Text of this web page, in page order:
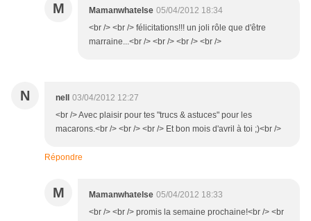
M Mamanwhatelse 05/04/2012 18:34
<br /> <br /> félicitations!!! un joli rôle que d'être
marraine...<br /> <br /> <br /> <br />
N nell
03/04/2012 12:27
<br /> Avec plaisir pour tes "trucs & astuces" pour les
macarons.<br /> <br /> <br /> Et bon mois d'avril à toi ;)<br />
Répondre
M Mamanwhatelse 05/04/2012 18:33
<br /> <br /> promis la semaine prochaine!<br /> <br